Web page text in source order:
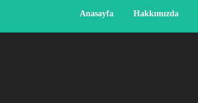
Anasayfa Hakkımızda